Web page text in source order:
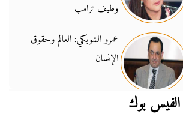
وطيف ترامب
عمرو الشوبكي: العالم وحقوق
الإنسان
الفيس بوك